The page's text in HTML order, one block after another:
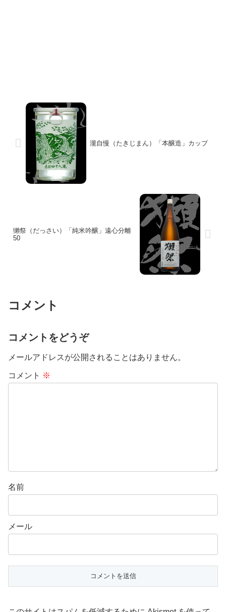
瀧自慢（たきじまん）「本醸造」カップ
獺祭（だっさい）「純米吟醸」遠心分離
50
コメント
コメントをどうぞ
メールアドレスが公開されることはありません。
コメント ※
名前
メール